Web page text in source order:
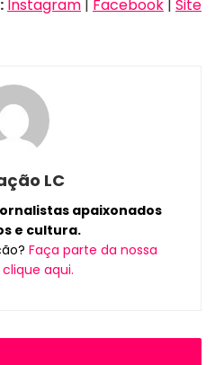
Instagram | Facebook | Site
LC
apaixonados
e cultura.
Faça parte da nossa
aqui.